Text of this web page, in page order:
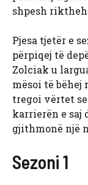
shpesh
Pjesa tjetër e
përpiqej të
Zolciak u
mësoi të
tregoi vërtet
karrierën e saj
gjithmonë një
Sezoni 1